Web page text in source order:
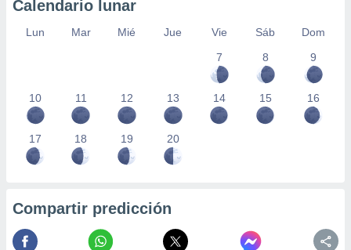
Calendario lunar
Lun Mar Mié Jue Vie Sáb
Dom
7
8 9
10 11 12 13 14 15 16
17 18 19 20
Compartir predicción